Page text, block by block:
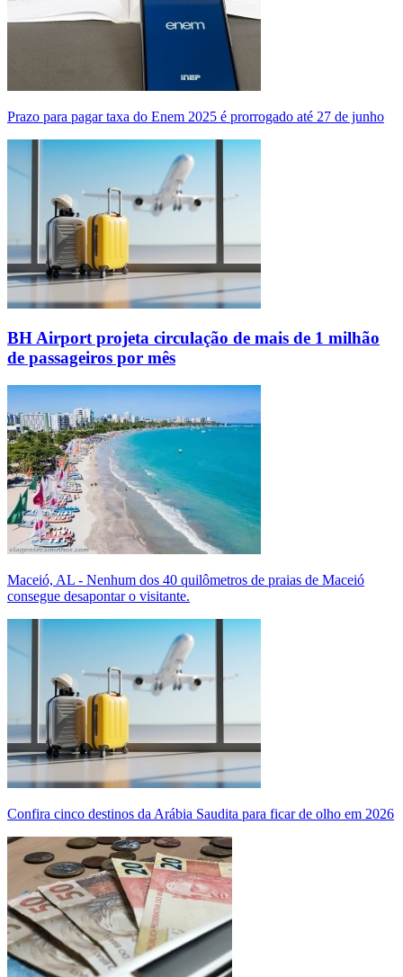
Prazo para pagar taxa do Enem 2025 é prorrogado até 27 de junho
BH Airport projeta circulação de mais de 1 milhão
de passageiros por mês
Maceió, AL - Nenhum dos 40 quilômetros de praias de Maceió
consegue desapontar o visitante.
Confira cinco destinos da Arábia Saudita para ficar de olho em 2026